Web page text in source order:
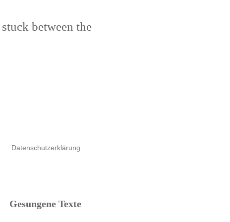
between the
Datenschutzerklärung
Gesungene Texte